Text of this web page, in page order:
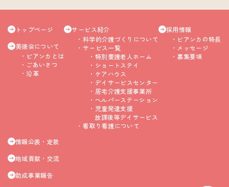
トップページ
美徳会について
ビアンカとは
ごあいさつ
沿革
サービス紹介
科学的介護づくりについて
サービス一覧
特別養護老人ホーム
ショートステイ
ケアハウス
デイサービスセンター
居宅介護支援事業所
ヘルパーステーション
児童発達支援
放課後等デイサービス
看取り看護について
採用情報
ビアンカの特長
メッセージ
募集要項
情報公表・定款
地域貢献・交流
助成事業報告